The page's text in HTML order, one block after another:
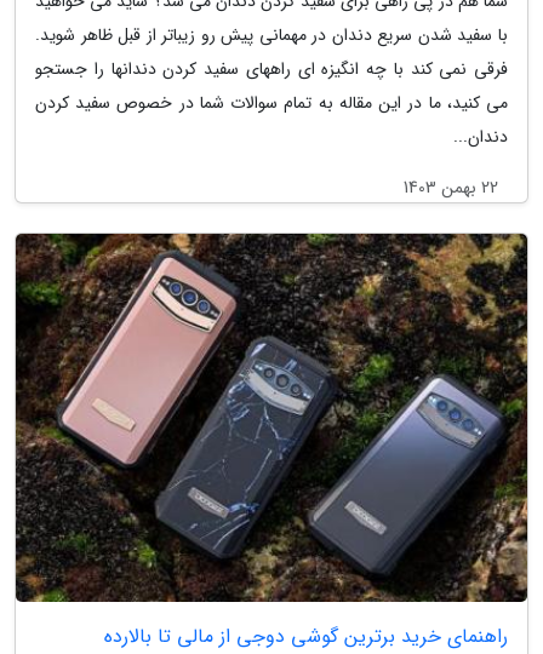
با سفید شدن سریع دندان در مهمانی پیش رو زیباتر از قبل ظاهر شوید.
فرقی نمی کند با چه انگیزه ای راههای سفید کردن دندانها را جستجو
می کنید، ما در این مقاله به تمام سوالات شما در خصوص سفید کردن
دندان...
22 بهمن 1403
راهنمای خرید برترین گوشی دوجی از مالی تا بالارده